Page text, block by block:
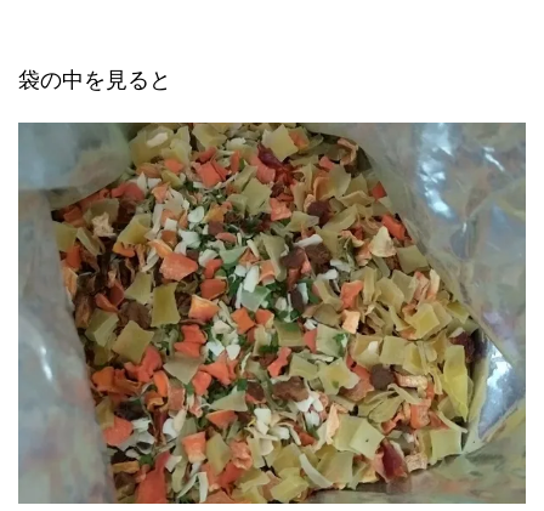
袋の中を見ると